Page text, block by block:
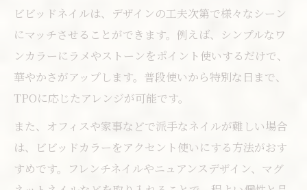
ビビッドネイルは、デザインの工夫次第で様々なシーン
にマッチさせることができます。例えば、シンプルなワ
ンカラーにラメやストーンをポイント使いするだけで、
華やかさがアップします。普段使いから特別な日まで、
TPOに応じたアレンジが可能です。
また、オフィスや家事などで派手なネイルが難しい場合
は、ビビッドカラーをアクセント使いにする方法がおす
すめです。フレンチネイルやニュアンスデザイン、マグ